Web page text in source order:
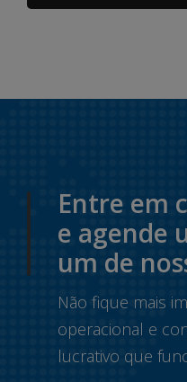
Entre em
e agende
um de
Não fique mais
operacional e
lucrativo que